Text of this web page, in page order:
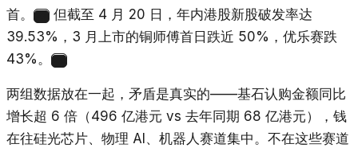
首。
但截至 4 月 20 日，年内港股新股破发率达
39.53%，3 月上市的铜师傅首日跌近 50%，优乐赛跌
43%。
两组数据放在一起，矛盾是真实的——基石认购金额同比
增长超 6 倍（496 亿港元 vs 去年同期 68 亿港元），钱
在往硅光芯片、物理 AI、机器人赛道集中。不在这些赛道